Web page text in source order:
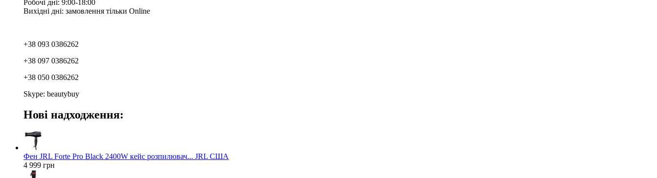
Робочі дні: 9:00-18:00
Вихідні дні: замовлення тільки Online
+38 093 0386262
+38 097 0386262
+38 050 0386262
Skype: beautybuy
Нові надходження:
Фен JRL Forte Pro Black 2400W кейс розпилювач... JRL США
4 999 грн